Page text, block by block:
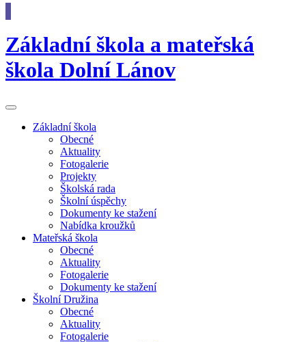
Základní škola a mateřská
škola Dolní Lánov
Základníškola
Obecné
Aktuality
Fotogalerie
Projekty
Školská rada
Školní úspěchy
Dokumenty ke stažení
Nabídka kroužků
Mateřská škola
Obecné
Aktuality
Fotogalerie
Dokumenty ke stažení
ŠkolníDružina
Obecné
Aktuality
Fotogalerie